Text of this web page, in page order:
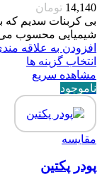
14,140 تومان
بی کربنات سدیم
شیمیایی محسوب
افزودن به علاقه
انتخاب گزینه ها
مشاهده سریع
ناموجود
مقایسه
پودر پکتین